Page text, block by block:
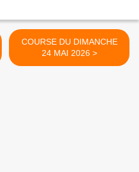
COURSE DU DIMANCHE
24 MAI 2026 >